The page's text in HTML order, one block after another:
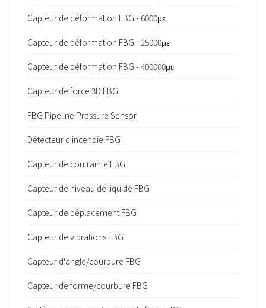
Capteur de déformation FBG - 6000με
Capteur de déformation FBG - 25000με
Capteur de déformation FBG - 400000με
Capteur de force 3D FBG
FBG Pipeline Pressure Sensor
Détecteur d'incendie FBG
Capteur de contrainte FBG
Capteur de niveau de liquide FBG
Capteur de déplacement FBG
Capteur de vibrations FBG
Capteur d'angle/courbure FBG
Capteur de forme/courbure FBG